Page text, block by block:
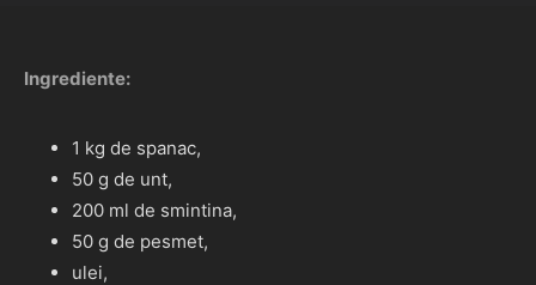
Ingrediente:
1 kg de spanac,
50 g de unt,
200 ml de smintina,
50 g de pesmet,
ulei,